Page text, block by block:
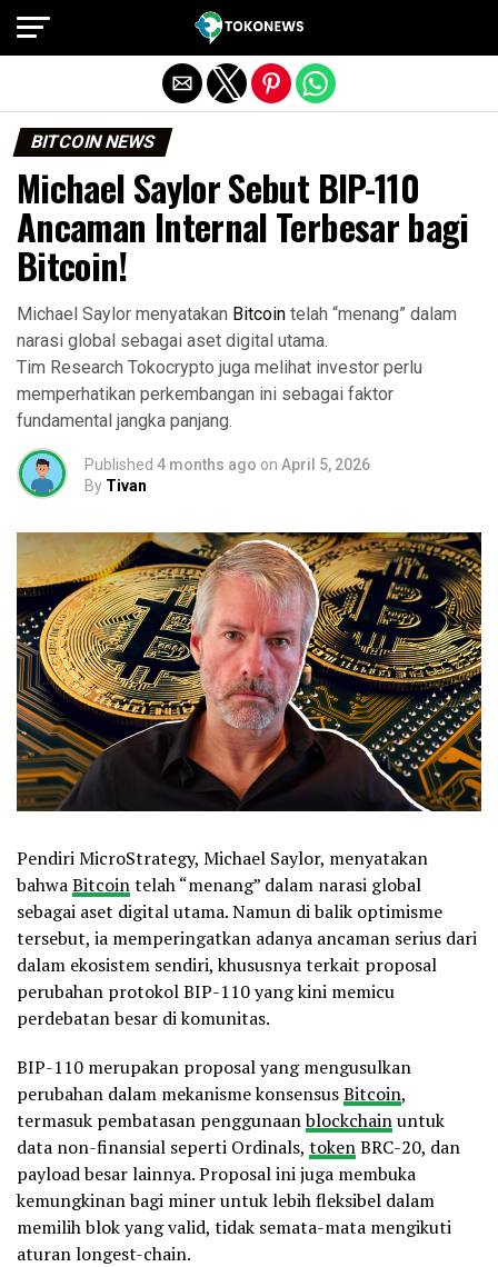
BITCOIN NEWS
Michael Saylor Sebut BIP-110
Ancaman Internal Terbesar bagi
Bitcoin!
Michael Saylor menyatakan Bitcoin telah “menang” dalam
narasi global sebagai aset digital utama.
Tim Research Tokocrypto juga melihat investor perlu
memperhatikan perkembangan ini sebagai faktor
fundamental jangka panjang.
Published 4 months ago on April 5, 2026
By Tivan
Pendiri MicroStrategy, Michael Saylor, menyatakan
bahwaBitcointelah “menang” dalam narasi global
sebagai aset digital utama. Namun di balik optimisme
tersebut, ia memperingatkan adanya ancaman serius dari
dalam ekosistem sendiri, khususnya terkait proposal
perubahan protokol BIP-110 yang kini memicu
perdebatan besar di komunitas.
BIP-110 merupakan proposal yang mengusulkan
perubahan dalam mekanisme konsensusBitcoin,
termasuk pembatasan penggunaanblockchainuntuk
data non-finansial seperti Ordinals, tokenBRC-20, dan
payload besar lainnya. Proposal ini juga membuka
kemungkinan bagi miner untuk lebih fleksibel dalam
memilih blok yang valid, tidak semata-mata mengikuti
aturan longest-chain.
Exit mobile version